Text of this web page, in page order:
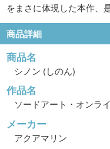
をまさに体現した本作、
商品詳細
商品名
シノン (しのん)
作品名
ソードアート・オンラ
メーカー
アクアマリン